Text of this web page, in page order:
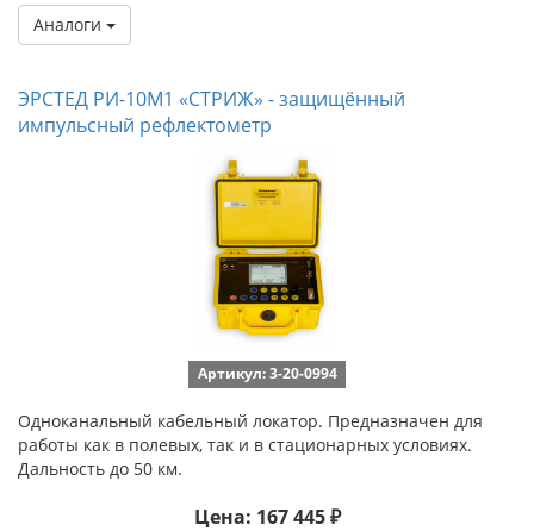
Аналоги
ЭРСТЕД РИ-10М1 «СТРИЖ» - защищённый
импульсный рефлектометр
Артикул: 3-20-0994
Одноканальный кабельный локатор. Предназначен для
работы как в полевых, так и в стационарных условиях.
Дальность до 50 км.
Цена: 167 445 ₽